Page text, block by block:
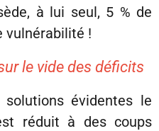
à lui seul, 5 % de
vulnérabilité !
le vide des déficits
évidentes le
réduit à des coups